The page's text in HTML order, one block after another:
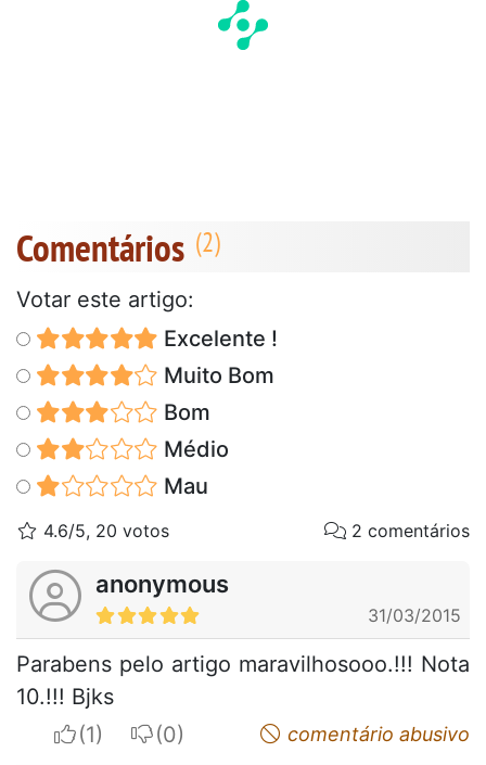
Comentários
Votar este artigo:
Excelente !
Muito Bom
Bom
Médio
Mau
4.6/5, 20 votos 2 comentários
anonymous
31/03/2015
Parabens pelo artigo maravilhosooo.!!! Nota
10.!!! Bjks
I apreciateI do not appreciatecomentário abusivo